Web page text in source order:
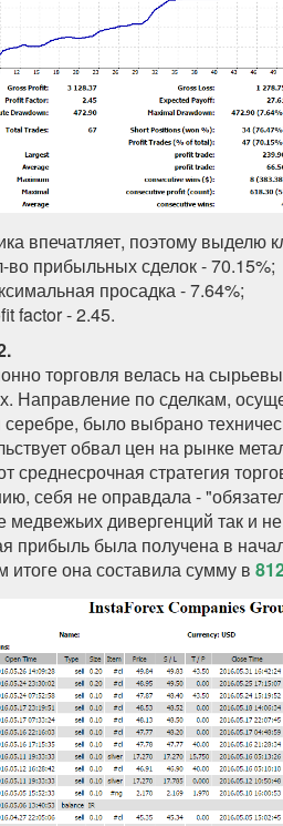
впечатляет, поэтому
во прибыльных сделок - 70.15%;
просадка - 7.64%;
factor - 2.45.
торговля велась на
Направление по сделкам,
серебре, было выбрано
обвал цен на рынке
среднесрочная стратегия
себя не оправдала -
медвежьих дивергенций так и
прибыль была получена в
итоге она составила сумму в